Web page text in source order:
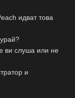
идват това
ви слуша или не
и